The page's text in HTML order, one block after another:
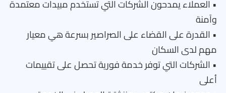
• العملاء يمدحون الشركات التي تستخدم مبيدات معتمدة
وآمنة
• القدرة على القضاء على الصراصير بسرعة هي معيار
مهم لدى السكان
• الشركات التي توفر خدمة فورية تحصل على تقييمات
أعلى